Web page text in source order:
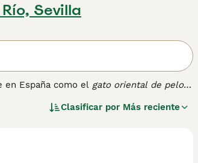
Sevilla
en España como el gato oriental de pelo
especialmente más abundante en el
inteligente, extrovertido y vocal, que
continua. Su cuidado es relativamente
más buscadas en España podemos
Clasificar por Más reciente